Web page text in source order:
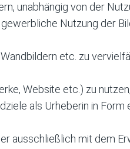
unabhängig von der
Nutzung der
etc. zu
Website etc.) zu
als Urheberin in Form
ausschließlich mit dem